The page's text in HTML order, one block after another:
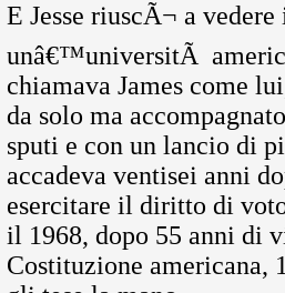
E Jesse riuscÃ¬ a
unâ€™universitÃ
chiamava James come
da solo ma
sputi e con un lancio di
accadeva ventisei anni
esercitare il diritto di
il 1968, dopo 55 anni di
Costituzione americana,